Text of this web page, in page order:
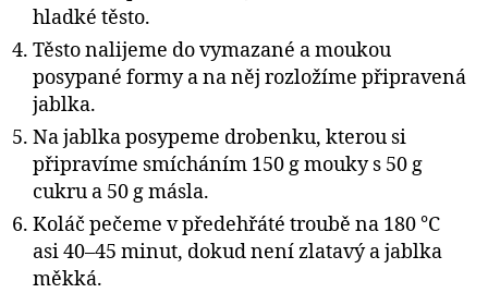
hladké těsto.
Těsto nalijeme do vymazané a moukou
posypané formy a na něj rozložíme připravená
jablka.
Na jablka posypeme drobenku, kterou si
připravíme smícháním 150 g mouky s 50 g
cukru a 50 g másla.
Koláč pečeme v předehřáté troubě na 180 °C
asi 40–45 minut, dokud není zlatavý a jablka
měkká.